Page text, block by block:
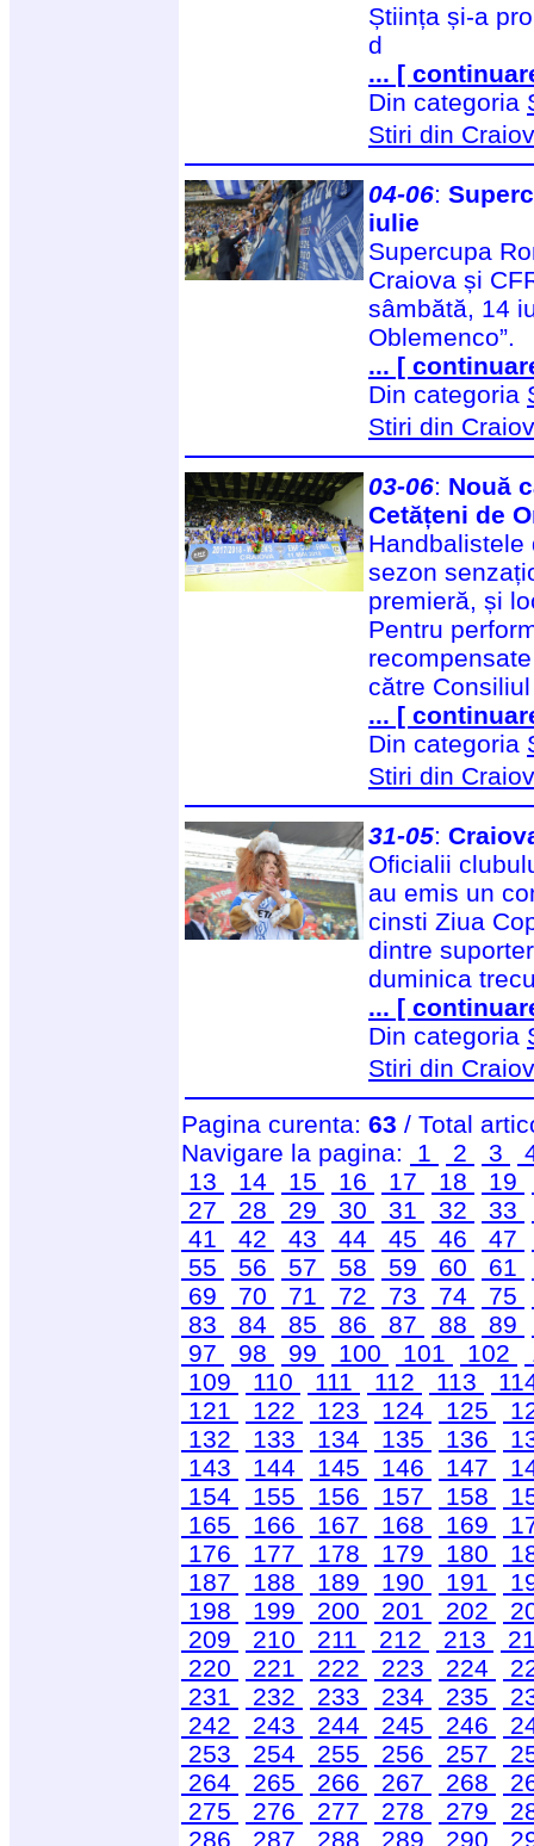
Știința și-a
d
... [
Din categoria
Stiri din
04-06:
iulie
Supercupa
Craiova și
sâmbătă, 14
Oblemenco”.
... [
Din categoria
Stiri din
03-06: Nouă
Cetățeni de
Handbalistele
sezon
premieră, și
Pentru
către Consiliul
... [
Din categoria
Stiri din
31-05:
Oficialii
au emis un
cinsti Ziua
dintre
duminica
... [
Din categoria
Stiri din
Pagina curenta: 63 / Total
Navigare la pagina:
1 2 3
13
14 15 16 17 18 19
27
28 29 30 31 32 33
41
42 43 44 45 46 47
55
56 57 58 59 60 61
69
70 71 72 73 74 75
83
84 85 86 87 88 89
97
98 99 100 101 102
109
110 111 112 113
121
122 123 124 125
132
133 134 135 136
143
144 145 146 147
154
155 156 157 158
165
166 167 168 169
176
177 178 179 180
187
188 189 190 191
198
199 200 201 202
209
210 211 212 213
220
221 222 223 224
231
232 233 234 235
242
243 244 245 246
253
254 255 256 257
264
265 266 267 268
275
276 277 278 279
286
287 288 289 290